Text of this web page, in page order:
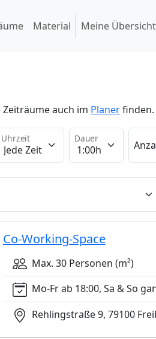
Material Meine Übersicht
auch im Planerfinden.
Uhrzeit Dauer
Co-Working-Space
Max. 30 Personen (m²)
Mo-Fr ab 18:00, Sa & So
Rehlingstraße 9, 79100